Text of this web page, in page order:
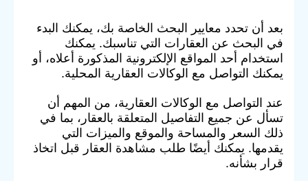
بعد أن تحدد معايير البحث الخاصة بك، يمكنك البدء
في البحث عن العقارات التي تناسبك. يمكنك
استخدام أحد المواقع الإلكترونية المذكورة أعلاه، أو
يمكنك التواصل مع الوكالات العقارية المحلية.
عند التواصل مع الوكالات العقارية، من المهم أن
تسأل عن جميع التفاصيل المتعلقة بالعقار، بما في
ذلك السعر والمساحة والموقع والميزات التي
يقدمها. يمكنك أيضًا طلب مشاهدة العقار قبل اتخاذ
قرار بشأنه.